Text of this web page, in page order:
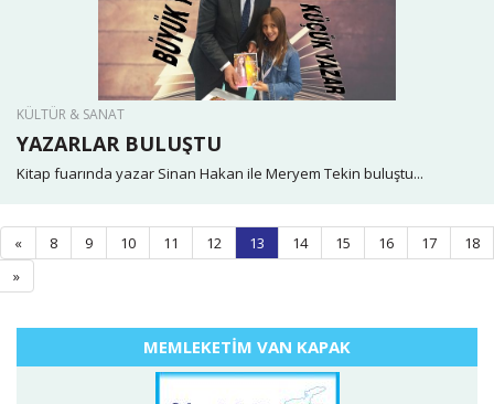
KÜLTÜR & SANAT
YAZARLAR BULUŞTU
Kitap fuarında yazar Sinan Hakan ile Meryem Tekin buluştu...
« 8 9 10 11 12 13 (current)
14 15 16 17
18
»
MEMLEKETİM VAN KAPAK